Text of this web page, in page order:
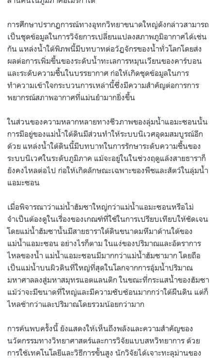
การศึกษาปรากฏการณ์ทางอุทกวิทยาขนาดใหญ่ดังกล่าวสามารถ
เป็นชุดข้อมูลในการวิจัยการเปลี่ยนแปลงสภาพภูมิอากาศได้เช่น
กัน แหล่งน้ำใต้พิภพนี้มีบทบาทต่อวัฏจักรของน้ำทั่วโลกโดยส่ง
ผลต่อการเพิ่มขึ้นของระดับน้ำทะเลการหมุนเวียนของคาร์บอน
และระดับความชื้นในบรรยากาศ ก่อให้เกิดชุดข้อมูลในการ
ทำความเข้าใจกระบวนการเหล่านี้ซึ่งมีความสำคัญต่อการการ
พยากรณ์สภาพอากาศที่แม่นยำมากยิ่งขึ้น
ในส่วนของความหลากหลายทางชีวภาพของลุ่มน้ำแอมะซอนนั้น
การมีอยู่ของแม่น้ำใต้ดินมีส่วนทำให้ระบบนิเวศอุดมสมบูรณ์อีก
ด้วย แหล่งน้ำใต้ดินนี้มีบทบาทในการรักษาระดับความชื้นของ
ระบบนิเวศในระดับภูมิภาค แม้จะอยู่ในในช่วงฤดูแล้งสายธาราก็
ยังคงไหลต่อไป ก่อให้เกิดลักษณะเฉพาะของพืชและสัตว์ในลุ่มน้ำ
แอมะซอน
เมื่อพิจารณาว่าแม่น้ำฮัมซาใหญ่กว่าแม่น้ำแอมะซอนหรือไม่
จำเป็นต้องดูในเรื่องของเกณฑ์ที่ใช้ในการเปรียบเทียบให้ชัดเจน
โดยแม่น้ำฮัมซานั้นมีสายธาราใต้ดินขนาดมหึมาด้านใต้ของ
แม่น้ำแอมะซอน อย่างไรก็ตาม ในแง่ของปริมาณและอัตราการ
ไหลของน้ำ แม่น้ำแอมะซอนมีมากกว่าแม่น้ำฮัมซามาก โดยถือ
เป็นแม่น้ำบนผิวดินที่ใหญ่ที่สุดในโลกจากการอุ้มน้ำปริมาณ
มหาศาลลงสู่มหาสมุทรแอตแลนติก ในขณะที่กระแสน้ำของฮัมซา
แม้ว่าจะมีขนาดที่ใหญ่และมีความซับซ้อนมากกว่าใต้ผืนดิน แต่ก็
ไหลช้ากว่าและปริมาณโดยรวมน้อยกว่ามาก
การค้นพบครั้งนี้ ยังแสดงให้เห็นถึงพลังและความสำคัญของ
นวัตกรรมทางวิทยาศาสตร์และการวิจัยแบบสหวิทยาการ ด้วย
การใช้เทคโนโลยีและวิธีการขั้นสูง นักวิจัยได้เจาะทะลุม่านของ